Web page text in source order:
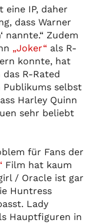
eine IP, daher
dass Warner
nannte.“ Zudem
„Joker“ als R-
konnte, hat
das R-Rated
Publikums selbst
Harley Quinn
sehr beliebt
für Fans der
Film hat kaum
/ Oracle ist gar
Huntress
Lady
Hauptfiguren in